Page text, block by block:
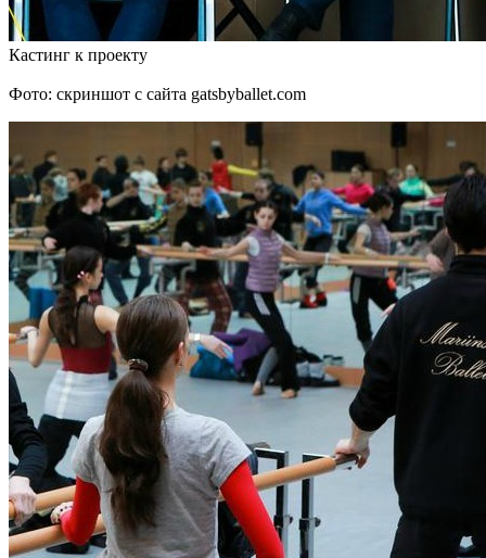
Кастинг к проекту
Фото: скриншот с сайта gatsbyballet.com